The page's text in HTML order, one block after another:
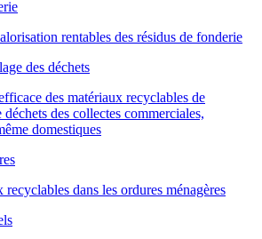
rentables des résidus de fonderie
des déchets
des matériaux recyclables de
des collectes commerciales,
domestiques
recyclables dans les ordures ménagères